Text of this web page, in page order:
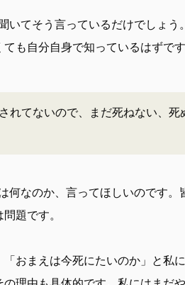
いてそう言っているだけでしょ
も自分自身で知っているはずで
れてないので、まだ死ねない、
何なのか、言ってほしいのです
題です。
おまえは今死にたいのか」と私